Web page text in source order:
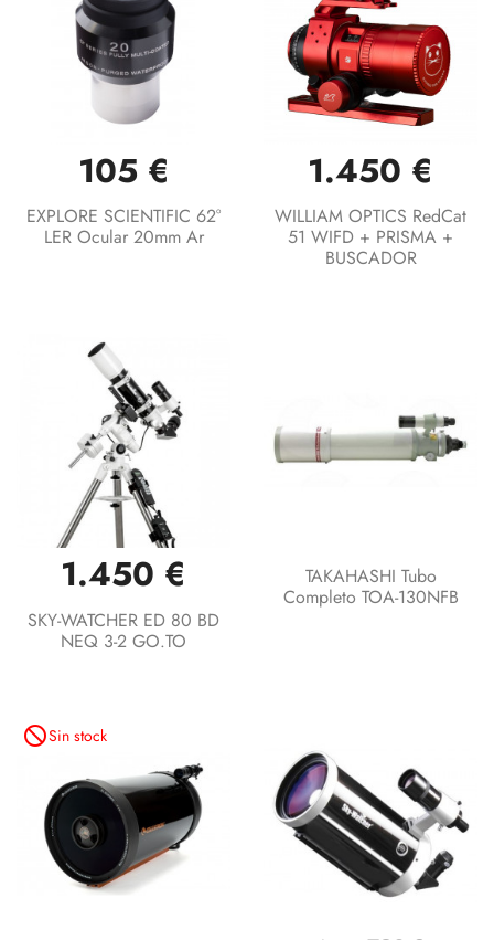
105 €
EXPLORE SCIENTIFIC 62°
LER Ocular 20mm Ar
1.450 €
WILLIAM OPTICS RedCat
51 WIFD + PRISMA +
BUSCADOR
1.450 €
SKY-WATCHER ED 80 BD
NEQ 3-2 GO.TO
TAKAHASHI Tubo
Completo TOA-130NFB
not_interestedSin stock